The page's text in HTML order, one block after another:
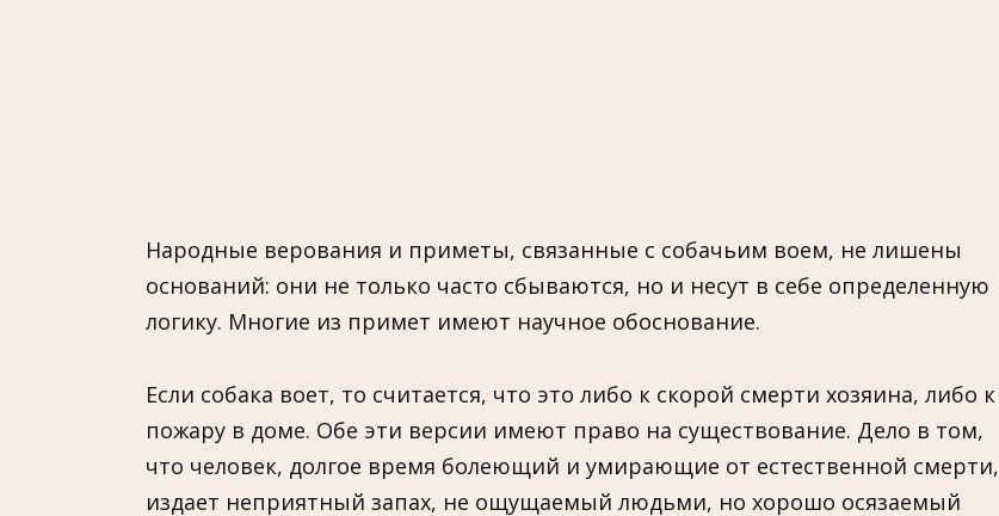
Народные верования и приметы, связанные с собачьим воем, не лишены
оснований: они не только часто сбываются, но и несут в себе определенную
логику. Многие из примет имеют научное обоснование.
Если собака воет, то считается, что это либо к скорой смерти хозяина, либо к
пожару в доме. Обе эти версии имеют право на существование. Дело в том,
что человек, долгое время болеющий и умирающие от естественной смерти,
издает неприятный запах, не ощущаемый людьми, но хорошо осязаемый